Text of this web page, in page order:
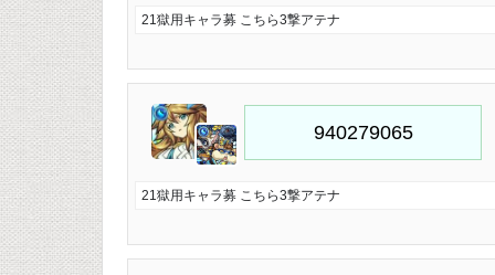
21獄用キャラ募 こちら3撃アテナ
21獄用キャラ募 こちら3撃アテナ